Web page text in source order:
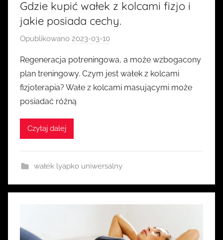
Gdzie kupić wałek z kolcami fizjo i
jakie posiada cechy.
Opublikowano 2023-03-10
z
e
z
Regeneracja potreningowa, a może wzbogacony
plan treningowy. Czym jest wałek z kolcami
fizjoterapia? Wałe z kolcami masującymi może
posiadać różną
Czytaj dalej
wałek lyapko uniwersalny